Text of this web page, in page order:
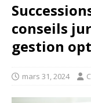
conseils
gestion
mars 31, 2024